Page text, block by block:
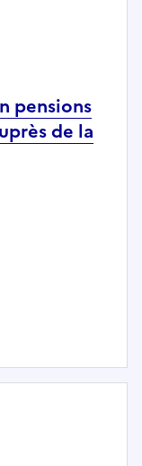
pensions
de la
de la section